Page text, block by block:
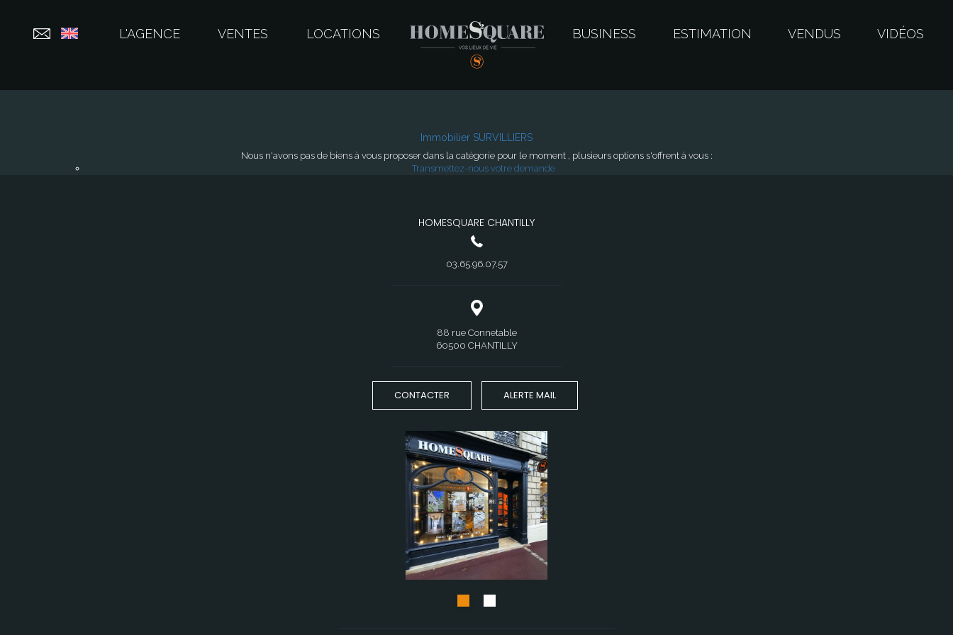
LOCATIONS
VENTES
L'AGENCE BUSINESS ESTIMATION VENDUS VIDÉOS
Immobilier SURVILLIERS
Nous n'avons pas de biens à vous proposer dans la catégorie pour le moment , plusieurs options s'offrent à vous :
Transmettez-nous votre demande
HOMESQUARE CHANTILLY
03.65.96.07.57
88 rue Connetable
60500 CHANTILLY
CONTACTER ALERTE MAIL